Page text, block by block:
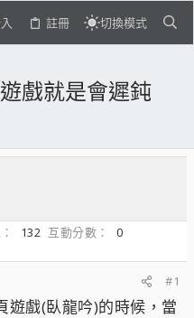
註冊 切換模式
戲就是會遲鈍
132 互動分數
0
#1
遊戲(臥龍吟)的時候，當